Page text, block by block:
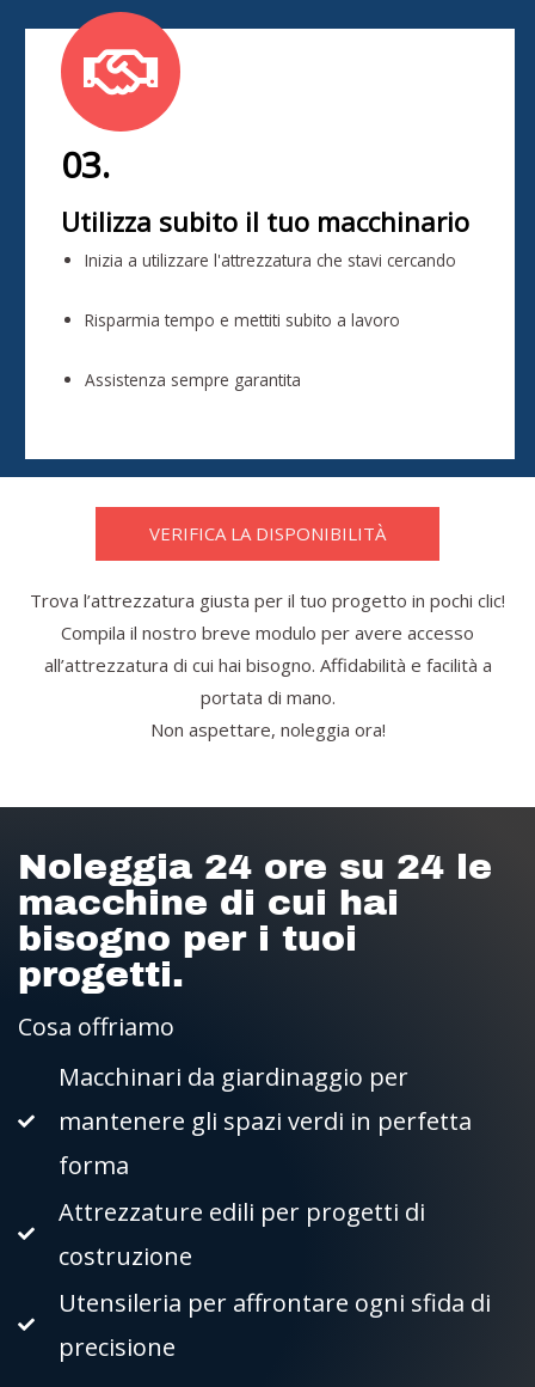
03.
Utilizza subito il tuo macchinario
Inizia a utilizzare l'attrezzatura che stavi cercando
Risparmia tempo e mettiti subito a lavoro
Assistenza sempre garantita
VERIFICA LA DISPONIBILITÀ
Trova l’attrezzatura giusta per il tuo progetto in pochi clic!
Compila il nostro breve modulo per avere accesso
all’attrezzatura di cui hai bisogno. Affidabilità e facilità a
portata di mano.
Non aspettare, noleggia ora!
Noleggia 24 ore su 24 le
macchine di cui hai
bisogno per i tuoi
progetti.
Cosa offriamo
Macchinari da giardinaggio per
mantenere gli spazi verdi in perfetta
forma
Attrezzature edili per progetti di
costruzione
Utensileria per affrontare ogni sfida di
precisione